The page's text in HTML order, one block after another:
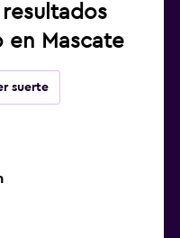
en Mascate
suerte